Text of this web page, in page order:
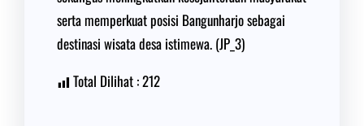
serta memperkuat posisi Bangunharjo sebagai
destinasi wisata desa istimewa. (JP_3)
Total Dilihat :212